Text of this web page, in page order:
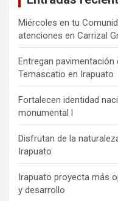
Miércoles en tu
atenciones en Carrizal
Entregan pavimentación
Temascatio en Irapuato
Fortalecen identidad
monumental l
Disfrutan de la
Irapuato
Irapuato proyecta más
y desarrollo